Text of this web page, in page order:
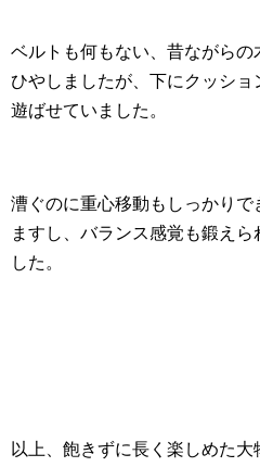
ベルトも何もない、昔ながら
ひやしましたが、下にクッシ
遊ばせていました。
漕ぐのに重心移動もしっかりで
ますし、バランス感覚も鍛え
した。
以上、飽きずに長く楽しめた